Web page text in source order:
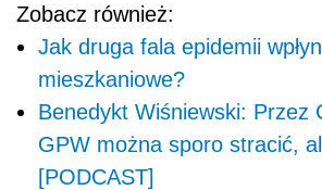
Zobacz również:
Jak druga fala epidemii
mieszkaniowe?
Benedykt Wiśniewski: Przez
GPW można sporo stracić,
[PODCAST]